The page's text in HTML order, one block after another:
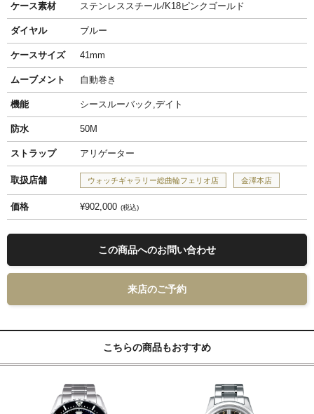
ケース素材 ステンレススチール/K18ピンクゴールド
ダイヤル ブルー
ケースサイズ 41mm
ムーブメント 自動巻き
機能 シースルーバック,デイト
防水 50M
ストラップ アリゲーター
取扱店舗 ウォッチギャラリー総曲輪フェリオ店 金澤本店
価格 ¥902,000 税込
この商品へのお問い合わせ
来店のご予約
こちらの商品もおすすめ